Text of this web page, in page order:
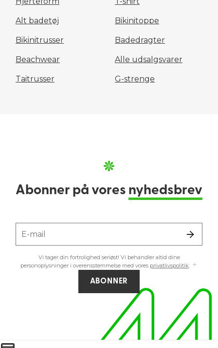
Alt badetøj Bikinitoppe
Bikinitrusser Badedragter
Beachwear Alle udsalgsvarer
Taitrusser G-strenge
Abonner på vores nyhedsbrev
E-mail
Vi tager din fortrolighed seriøst! Vi behandler altid dine
personoplysninger i overensstemmelse med vores privatlivspolitik.
ABONNER